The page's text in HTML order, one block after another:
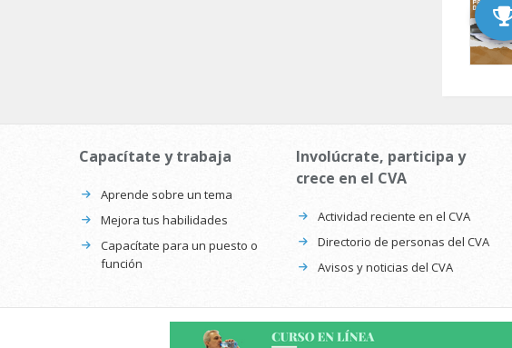
Capacítate y trabaja
Aprende sobre un tema
Mejora tus habilidades
Capacítate para un puesto o
función
Involúcrate, participa y
crece en el CVA
Actividad reciente en el CVA
Directorio de personas del CVA
Avisos y noticias del CVA